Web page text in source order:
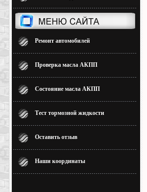
Ремонт автомобилей
Проверка масла АКПП
Состояние масла АКПП
Тест тормозной жидкости
Оставить отзыв
Наши координаты